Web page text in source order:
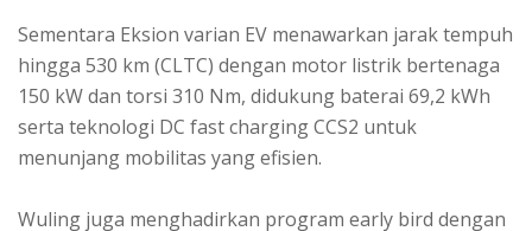
Sementara Eksion varian EV menawarkan jarak tempuh
hingga 530 km (CLTC) dengan motor listrik bertenaga
150 kW dan torsi 310 Nm, didukung baterai 69,2 kWh
serta teknologi DC fast charging CCS2 untuk
menunjang mobilitas yang efisien.
Wuling juga menghadirkan program early bird dengan